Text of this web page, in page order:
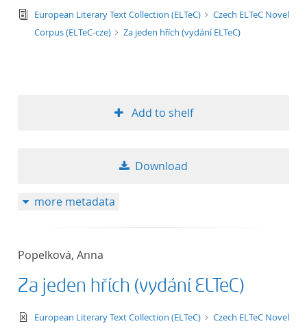
format ascending
text/tg.edition+tg.aggregation+xml
European Literary Text Collection (ELTeC)
Czech ELTeC Novel
Corpus (ELTeC-cze)
Za jeden hřích (vydání ELTeC)
Add to shelf
Download
more metadata
Popelková, Anna
Za jeden hřích (vydání ELTeC)
text/xml
European Literary Text Collection (ELTeC)
Czech ELTeC Novel